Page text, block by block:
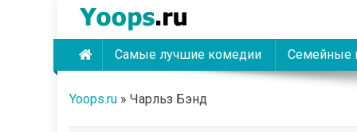
Skip
content
Yoops Самые лучшие комедии Семейные
Yoops.ru » Чарльз Бэнд